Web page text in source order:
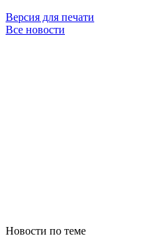
Версия для печати
Все новости
Новости по теме